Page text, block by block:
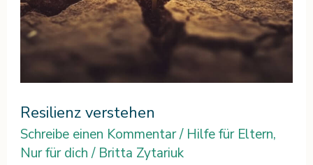
Resilienz verstehen
Schreibe einen Kommentar/ Hilfe für Eltern,
Nur für dich/ Britta Zytariuk